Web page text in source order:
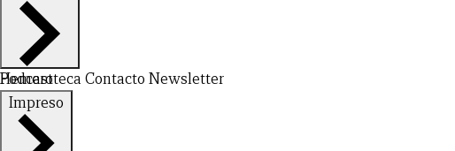
Hemeroteca Contacto Newsletter
Podcast
Impreso
CERRAR
X